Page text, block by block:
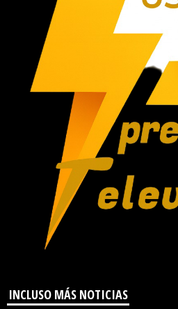
INCLUSO MÁS NOTICIAS